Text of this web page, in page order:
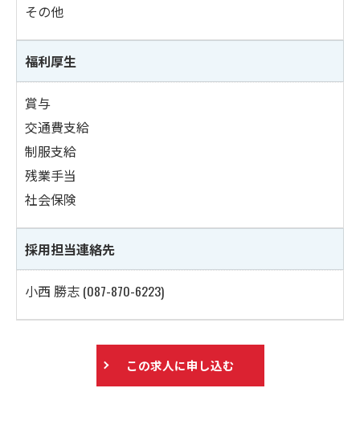
その他
福利厚生
賞与
交通費支給
制服支給
残業手当
社会保険
採用担当連絡先
小西 勝志 (087-870-6223)
この求人に申し込む